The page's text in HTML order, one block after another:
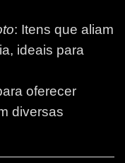
: Itens que aliam
ideais para
oferecer
diversas